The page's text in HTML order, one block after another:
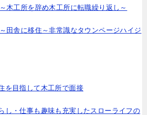
木工所を辞め木工所に転職繰り返し～
田舎に移住～非常識なタウンページハイジ
を目指して木工所で面接
し・仕事も趣味も充実したスローライフの